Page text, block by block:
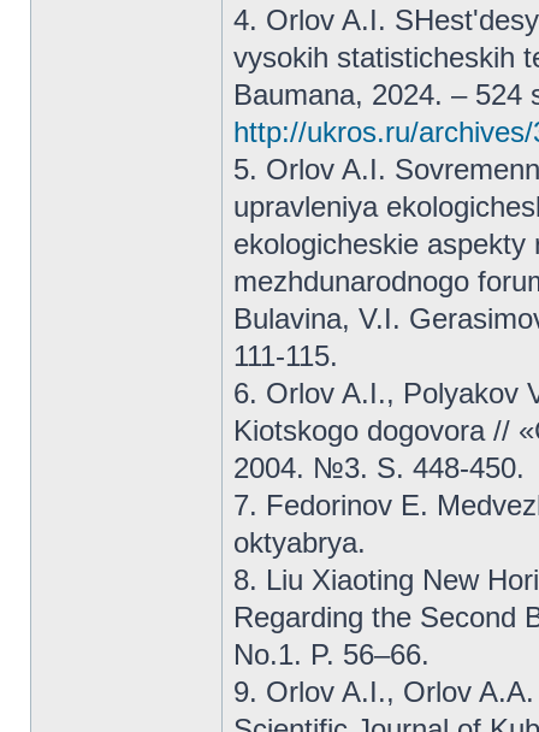
4. Orlov A.I.
vysokih statisticheskih
Baumana, 2024. – 524
http://ukros.ru/archives/
5. Orlov A.I.
upravleniya
ekologicheskie
mezhdunarodnogo
Bulavina, V.I.
111-115.
6. Orlov A.I., Polyakov
Kiotskogo dogovora //
2004. №3. S. 448-450.
7. Fedorinov E.
oktyabrya.
8. Liu Xiaoting New
Regarding the Second
No.1. P. 56–66.
9. Orlov A.I., Orlov